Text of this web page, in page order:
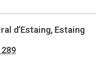
d’Estaing, Estaing